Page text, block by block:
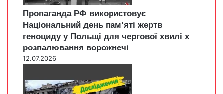
Пропаганда РФ використовує
Національний день пам’яті жертв
геноциду у Польщі для чергової хвилі х
розпалювання ворожнечі
12.07.2026